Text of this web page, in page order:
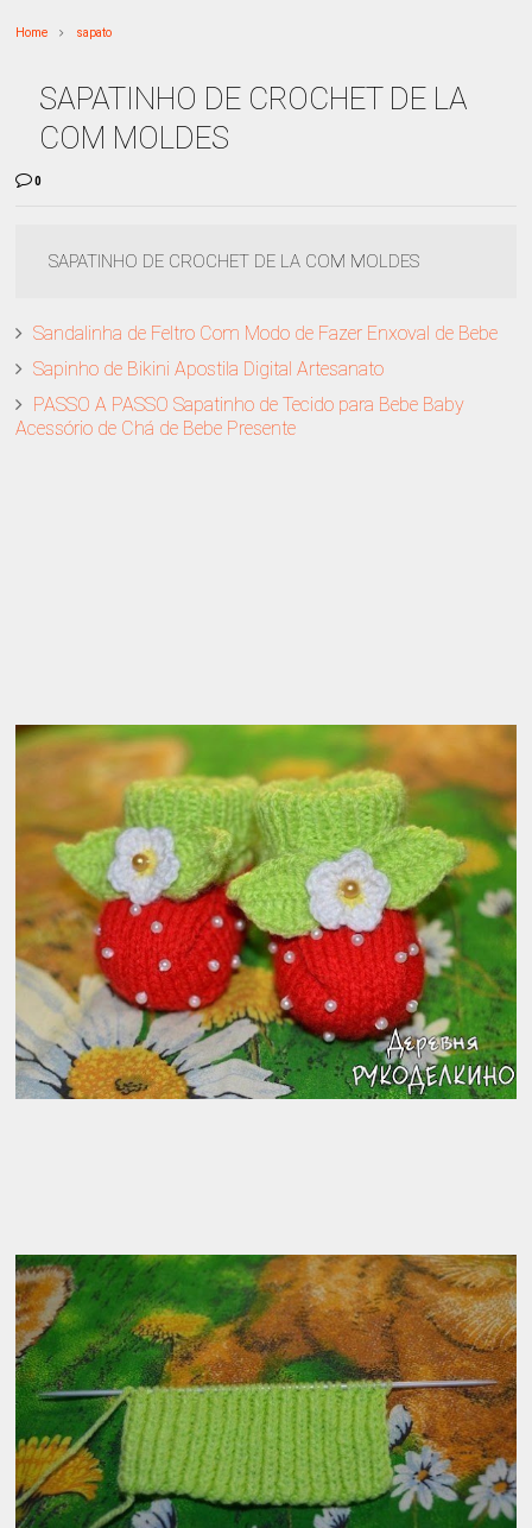
Home sapato
SAPATINHO DE CROCHET DE LA
COM MOLDES
0
SAPATINHO DE CROCHET DE LA COM MOLDES
Sandalinha de Feltro Com Modo de Fazer Enxoval de Bebe
Sapinho de Bikini Apostila Digital Artesanato
PASSO A PASSO Sapatinho de Tecido para Bebe Baby
Acessório de Chá de Bebe Presente